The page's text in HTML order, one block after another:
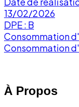
13/02/2026
DPE : B
Consommation
Consommation
À Propos